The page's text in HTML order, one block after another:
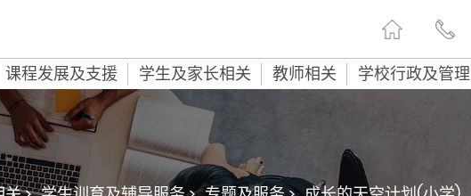
课程发展及支援 学生及家长相关 教师相关 学校行政及管理